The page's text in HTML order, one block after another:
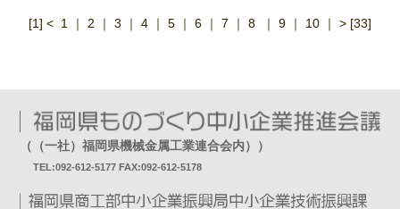
[1] < 1 ｜ 2 ｜ 3 ｜ 4｜ 5｜ 6｜ 7 ｜ 8｜ 9｜ 10｜ > [33]
（（一社）福岡県機械金属工業連合会内））
TEL:092-612-5177 FAX:092-612-5178